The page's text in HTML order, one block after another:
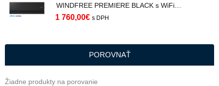
WINDFREE PREMIERE BLACK s WiFi
AR70H12C1ABNEU R32
1 760,00€ s DPH
POROVNAŤ
Žiadne produkty na porovanie